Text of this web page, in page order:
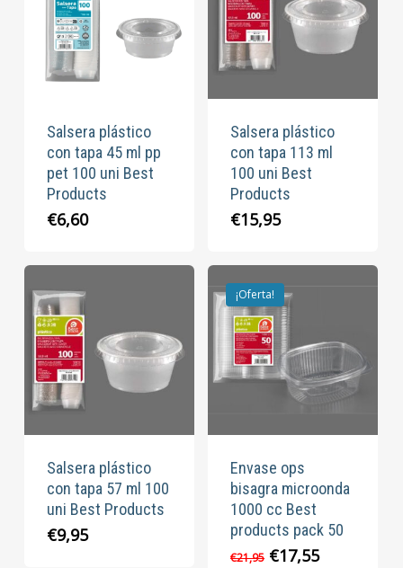
Salsera plástico
con tapa 45 ml pp
pet 100 uni Best
Products
€6,60
Salsera plástico
con tapa 113 ml
100 uni Best
Products
€15,95
Salsera plástico
con tapa 57 ml 100
uni Best Products
€9,95
¡Oferta!
Envase ops
bisagra microonda
1000 cc Best
products pack 50
€21,95 El
€17,55El